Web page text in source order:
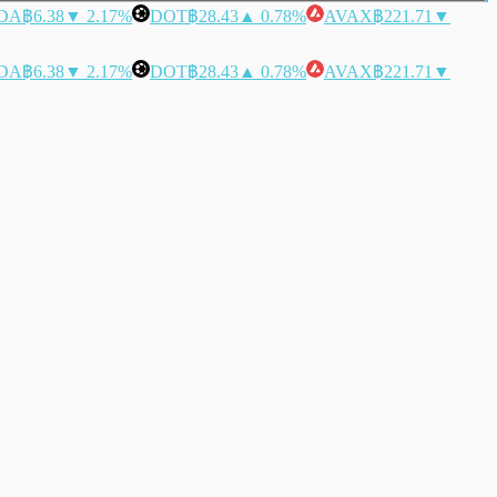
฿6.38▼ 2.17% DOT฿28.43 ▲ 0.78% AVAX฿221.71 ▼
฿6.38▼ 2.17% DOT฿28.43 ▲ 0.78% AVAX฿221.71 ▼